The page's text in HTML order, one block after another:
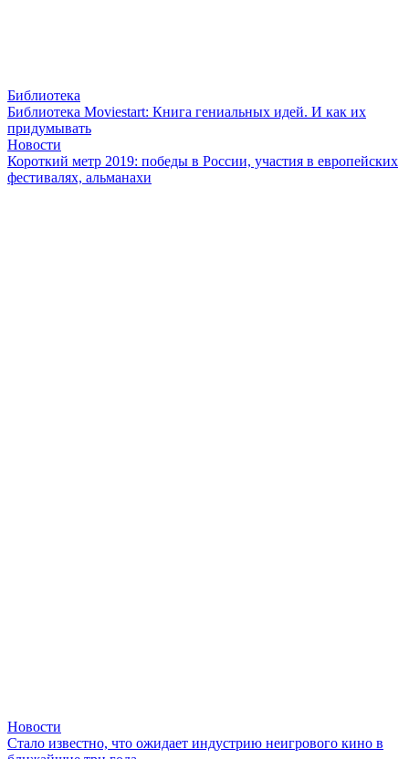
Библиотека
Библиотека Moviestart: Книга гениальных идей. И как их
придумывать
Новости
Короткий метр 2019: победы в России, участия в европейских
фестивалях, альманахи
Новости
Стало известно, что ожидает индустрию неигрового кино в